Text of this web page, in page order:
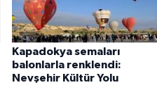
Kapadokya semaları
balonlarla renklendi:
Nevşehir Kültür Yolu